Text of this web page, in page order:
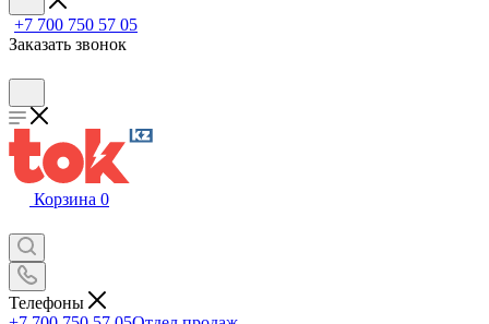
+7 700 750 57 05
Заказать звонок
Корзина 0
Телефоны